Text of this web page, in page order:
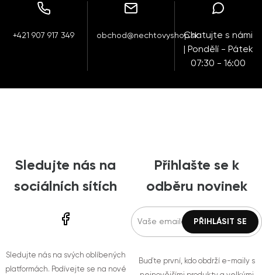
+421 907 917 349 obchod@nechtovyshop.skChatujte s námi
| Pondělí - Pátek
07:30 - 16:00
Sledujte nás na
sociálních sítích
Sledujte nás na svých oblíbených
platformách. Podívejte se na nové
Přihlašte se k
odběru novinek
Buďte první, kdo obdrží e-maily s